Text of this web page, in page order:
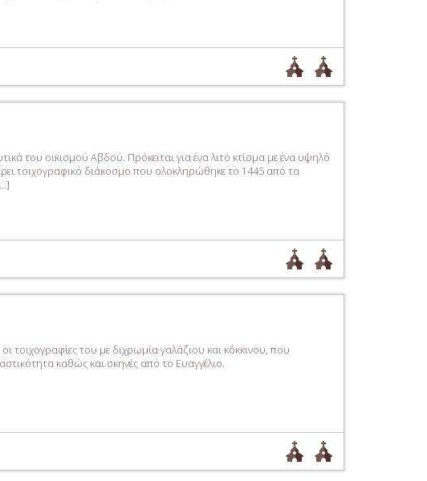
του οικισμού Αβδού. Πρόκειται για ένα λιτό κτίσμα με ένα υψηλό
τοιχογραφικό διάκοσμο που ολοκληρώθηκε το 1445 από τα
τοιχογραφίες του με διχρωμία γαλάζιου και κόκκινου, που
καθώς και σκηνές από το Ευαγγέλιο.